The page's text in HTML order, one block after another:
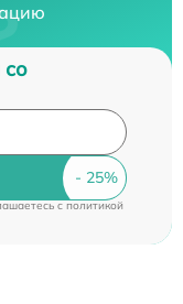
со
c политикой